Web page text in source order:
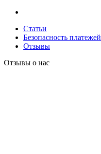
Статьи
Безопасность платежей
Отзывы
Отзывы о нас